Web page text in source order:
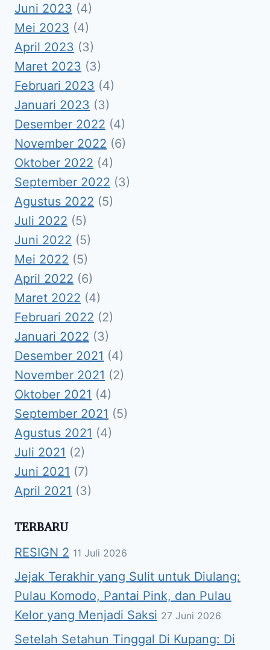
Juni 2023 (4)
Mei 2023 (4)
April 2023 (3)
Maret 2023 (3)
Februari 2023 (4)
Januari 2023 (3)
Desember 2022 (4)
November 2022 (6)
Oktober 2022 (4)
September 2022 (3)
Agustus 2022 (5)
Juli 2022 (5)
Juni 2022 (5)
Mei 2022 (5)
April 2022 (6)
Maret 2022 (4)
Februari 2022 (2)
Januari 2022 (3)
Desember 2021 (4)
November 2021 (2)
Oktober 2021 (4)
September 2021 (5)
Agustus 2021 (4)
Juli 2021 (2)
Juni 2021 (7)
April 2021 (3)
TERBARU
RESIGN 2 11 Juli 2026
Jejak Terakhir yang Sulit untuk Diulang:
Pulau Komodo, Pantai Pink, dan Pulau
Kelor yang Menjadi Saksi 27 Juni 2026
Setelah Setahun Tinggal Di Kupang: Di